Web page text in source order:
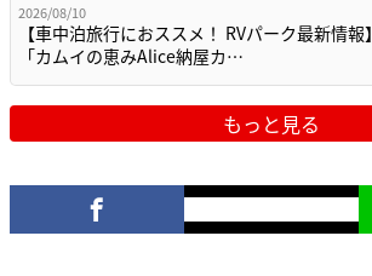
2026/08/10
【車中泊旅行におススメ！ RVパーク最新情報】
「カムイの恵みAlice納屋カ…
もっと見る